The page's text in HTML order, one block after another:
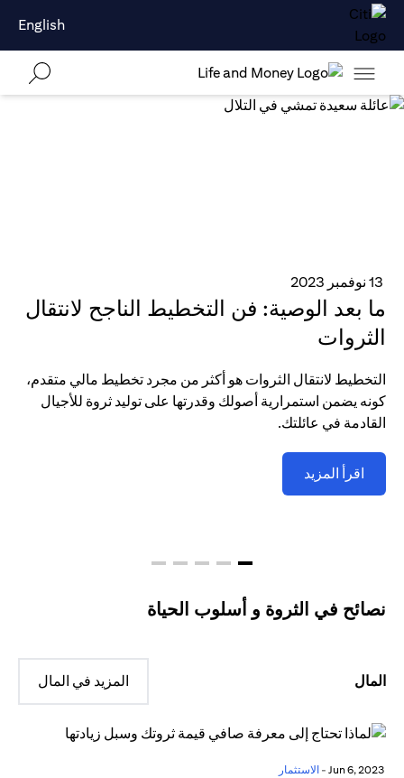
English
ما بعد الوصية: فن التخطيط الناجح لانتقال
الثروات
التخطيط لانتقال الثروات هو أكثر من مجرد تخطيط مالي متقدم،
كونه يضمن استمرارية أصولك وقدرتها على توليد ثروة للأجيال
القادمة في عائلتك.
اقرأ المزيد
نصائح في الثروة و أسلوب الحياة
المال المزيد في المال
الاستثمار